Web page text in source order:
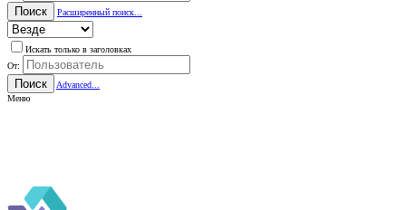
Поиск Расширенный поиск...
Искать только в заголовках
От:
Поиск
Advanced...
Меню